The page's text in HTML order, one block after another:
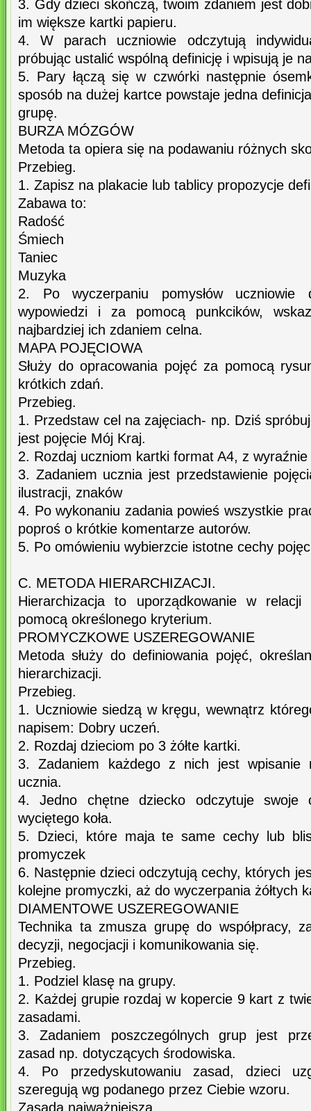
3. Gdy dzieci skończą, twoim zdaniem jest
im większe kartki papieru.
4. W parach uczniowie odczytują
próbując ustalić wspólną definicję i wpisują je
5. Pary łączą się w czwórki następnie
sposób na dużej kartce powstaje jedna
grupę.
BURZA MÓZGÓW
Metoda ta opiera się na podawaniu różnych
Przebieg.
1. Zapisz na plakacie lub tablicy propozycje
Zabawa to:
Radość
Śmiech
Taniec
Muzyka
2. Po wyczerpaniu pomysłów uczniowie
wypowiedzi i za pomocą punkcików,
najbardziej ich zdaniem celna.
MAPA POJĘCIOWA
Służy do opracowania pojęć za pomocą
krótkich zdań.
Przebieg.
1. Przedstaw cel na zajęciach- np. Dziś
jest pojęcie Mój Kraj.
2. Rozdaj uczniom kartki format A4, z wyraźnie
3. Zadaniem ucznia jest przedstawienie
ilustracji, znaków
4. Po wykonaniu zadania powieś wszystkie
poproś o krótkie komentarze autorów.
5. Po omówieniu wybierzcie istotne cechy
C. METODA HIERARCHIZACJI.
Hierarchizacja to uporządkowanie w
pomocą określonego kryterium.
PROMYCZKOWE USZEREGOWANIE
Metoda służy do definiowania pojęć,
hierarchizacji.
Przebieg.
1. Uczniowie siedzą w kręgu, wewnątrz
napisem: Dobry uczeń.
2. Rozdaj dzieciom po 3 żółte kartki.
3. Zadaniem każdego z nich jest wpisanie
ucznia.
4. Jedno chętne dziecko odczytuje swoje
wyciętego koła.
5. Dzieci, które maja te same cechy lub
promyczek
6. Następnie dzieci odczytują cechy, których
kolejne promyczki, aż do wyczerpania żółtych
DIAMENTOWE USZEREGOWANIE
Technika ta zmusza grupę do współpracy,
decyzji, negocjacji i komunikowania się.
Przebieg.
1. Podziel klasę na grupy.
2. Każdej grupie rozdaj w kopercie 9 kart z
zasadami.
3. Zadaniem poszczególnych grup jest
zasad np. dotyczących środowiska.
4. Po przedyskutowaniu zasad, dzieci
szeregują wg podanego przez Ciebie wzoru.
Zasada najważniejsza